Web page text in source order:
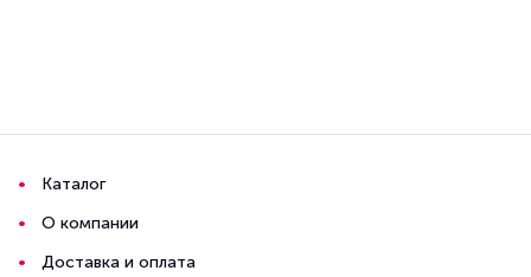
Каталог
О компании
Доставка и оплата